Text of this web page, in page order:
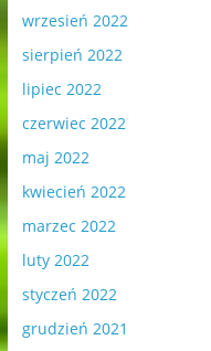
wrzesień 2022
sierpień 2022
lipiec 2022
czerwiec 2022
maj 2022
kwiecień 2022
marzec 2022
luty 2022
styczeń 2022
grudzień 2021